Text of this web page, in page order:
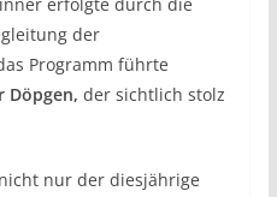
der
Programm führte
Döpgen, der sichtlich stolz
nur der diesjährige